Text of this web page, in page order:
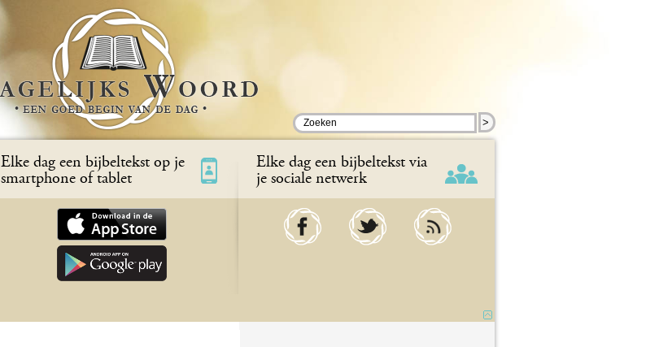
>
Elke dag een bijbeltekst op je
smartphone of tablet
Elke dag een bijbeltekst via
je sociale netwerk